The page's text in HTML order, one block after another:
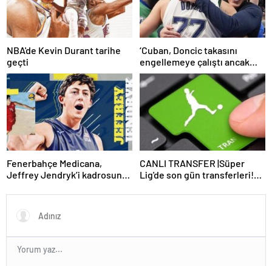
NBA'de Kevin Durant tarihe
geçti
‘Cuban, Doncic takasını
engellemeye çalıştı ancak
geç kaldı’ iddiası! NBA
Haberleri
Fenerbahçe Medicana,
Jeffrey Jendryk’i kadrosuna
CANLI TRANSFER |Süper
Lig'de son gün transferleri!